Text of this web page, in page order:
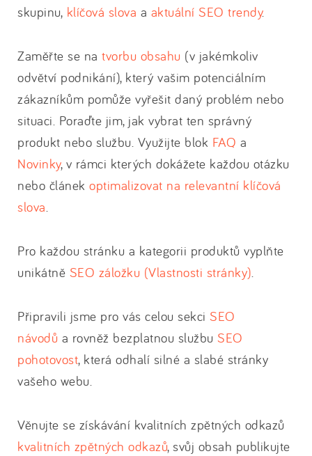
skupinu, klíčová slova a aktuální SEO trendy.
Zaměřte se na tvorbu obsahu (v jakémkoliv
odvětví podnikání), který vašim potenciálním
zákazníkům pomůže vyřešit daný problém nebo
situaci. Poraďte jim, jak vybrat ten správný
produkt nebo službu. Využijte blok FAQ a
Novinky, v rámci kterých dokážete každou otázku
nebo článek optimalizovat na relevantní klíčová
slova.
Pro každou stránku a kategorii produktů vyplňte
unikátně SEO záložku (Vlastnosti stránky).
Připravili jsme pro vás celou sekci SEO
návodů a rovněž bezplatnou službu SEO
pohotovost, která odhalí silné a slabé stránky
vašeho webu.
Věnujte se získávání kvalitních zpětných odkazů
kvalitních zpětných odkazů, svůj obsah publikujte